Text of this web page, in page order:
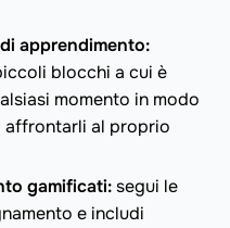
apprendimento:
blocchi a cui è
momento in modo
affrontarli al proprio
gamificati:segui le
e includi